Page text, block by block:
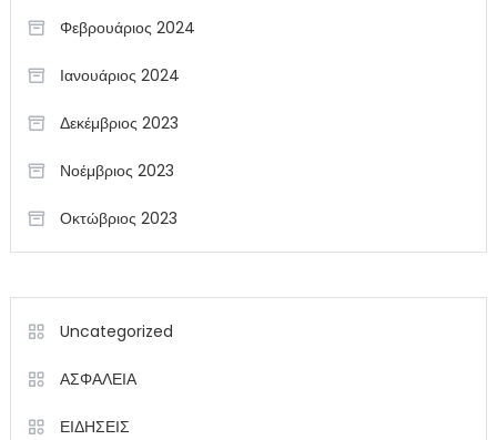
Φεβρουάριος 2024
Ιανουάριος 2024
Δεκέμβριος 2023
Νοέμβριος 2023
Οκτώβριος 2023
Uncategorized
ΑΣΦΑΛΕΙΑ
ΕΙΔΗΣΕΙΣ